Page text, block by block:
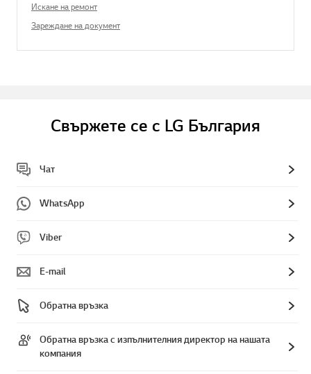
Искане на ремонт
Зареждане на документ
Свържете се с LG България
Чат
WhatsApp
Viber
E-mail
Обратна връзка
Обратна връзка с изпълнителния директор на нашата
компания